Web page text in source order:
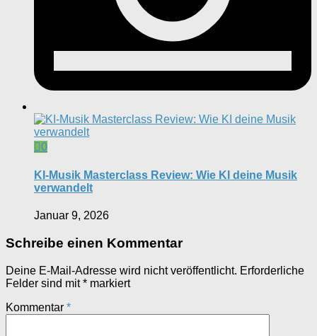
0
KI-Musik Masterclass Review: Wie KI deine Musik
verwandelt
Januar 9, 2026
Schreibe einen Kommentar
Deine E-Mail-Adresse wird nicht veröffentlicht. Erforderliche
Felder sind mit* markiert
Kommentar *